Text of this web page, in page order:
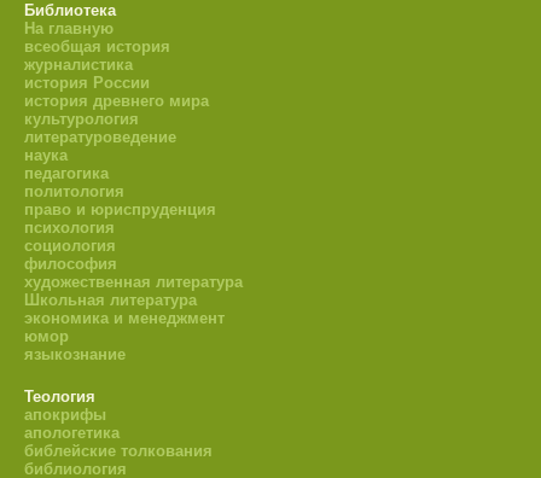
Библиотека
На главную
всеобщая история
журналистика
история России
история древнего мира
культурология
литературоведение
наука
педагогика
политология
право и юриспруденция
психология
социология
философия
художественная литература
Школьная литература
экономика и менеджмент
юмор
языкознание
Теология
апокрифы
апологетика
библейские толкования
библиология